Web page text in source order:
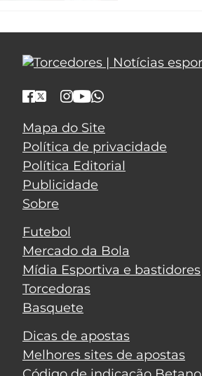
Mapa do Site
Política de privacidade
Política Editorial
Publicidade
Sobre
Futebol
Mercado da Bola
Mídia Esportiva e bastidores
Torcedoras
Basquete
Dicas de apostas
Melhores sites de apostas